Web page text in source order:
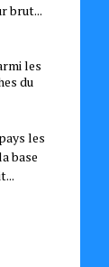
brut...
les
du
les
base